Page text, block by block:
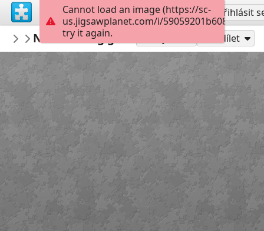
Vytvořit účet Přihlásit
KurtP
...
New loading gate Henry Sdílet
Cannot load an image (https://sc-
us.jigsawplanet.com/i/
try it again.